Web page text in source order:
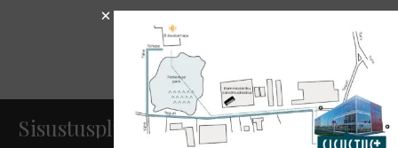
Sisustuspluss OÜ